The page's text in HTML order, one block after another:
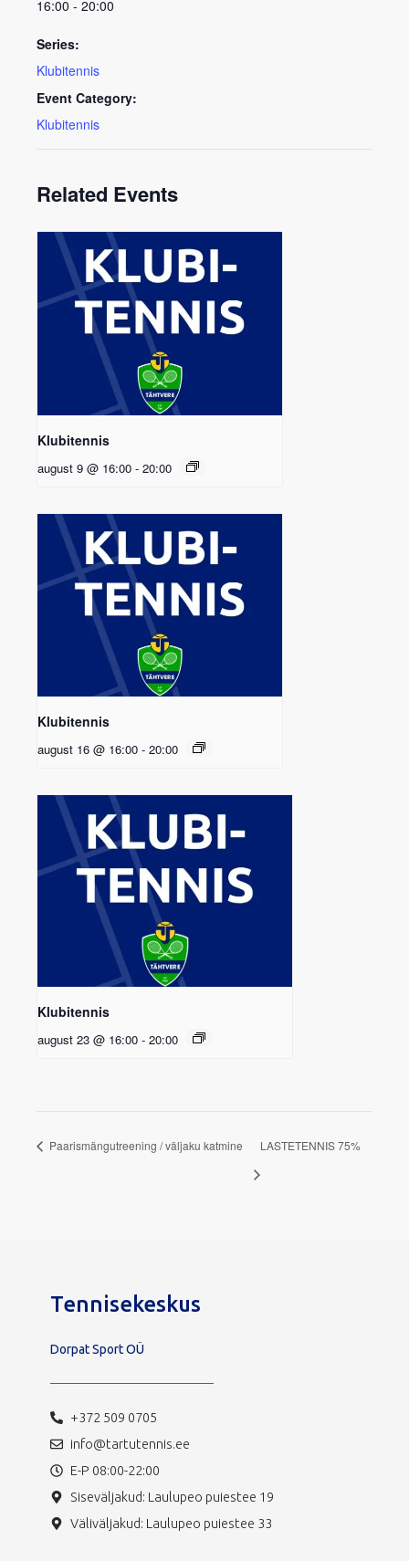
16:00 - 20:00
Series:
Klubitennis
Event Category:
Klubitennis
Related Events
Klubitennis
august 9 @ 16:00 - 20:00
Klubitennis
august 16 @ 16:00 - 20:00
Klubitennis
august 23 @ 16:00 - 20:00
Paarismängutreening / väljaku katmine LASTETENNIS 75%
Tennisekeskus
Dorpat Sport OÜ
+372 509 0705
info@tartutennis.ee
E-P 08:00-22:00
Siseväljakud: Laulupeo puiestee 19
Väliväljakud: Laulupeo puiestee 33